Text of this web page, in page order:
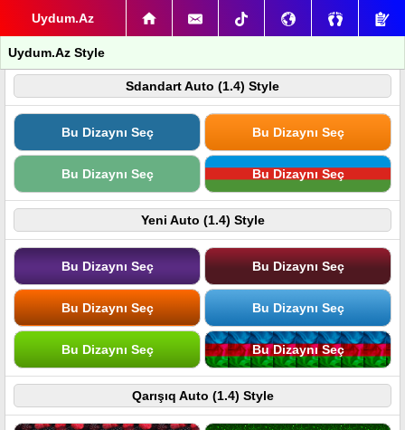
Uydum.Az
Uydum.Az Style
Sdandart Auto (1.4) Style
Bu Dizaynı Seç Bu Dizaynı Seç
Bu Dizaynı Seç Bu Dizaynı Seç
Yeni Auto (1.4) Style
Bu Dizaynı Seç Bu Dizaynı Seç
Bu Dizaynı Seç Bu Dizaynı Seç
Bu Dizaynı Seç Bu Dizaynı Seç
Qarışıq Auto (1.4) Style